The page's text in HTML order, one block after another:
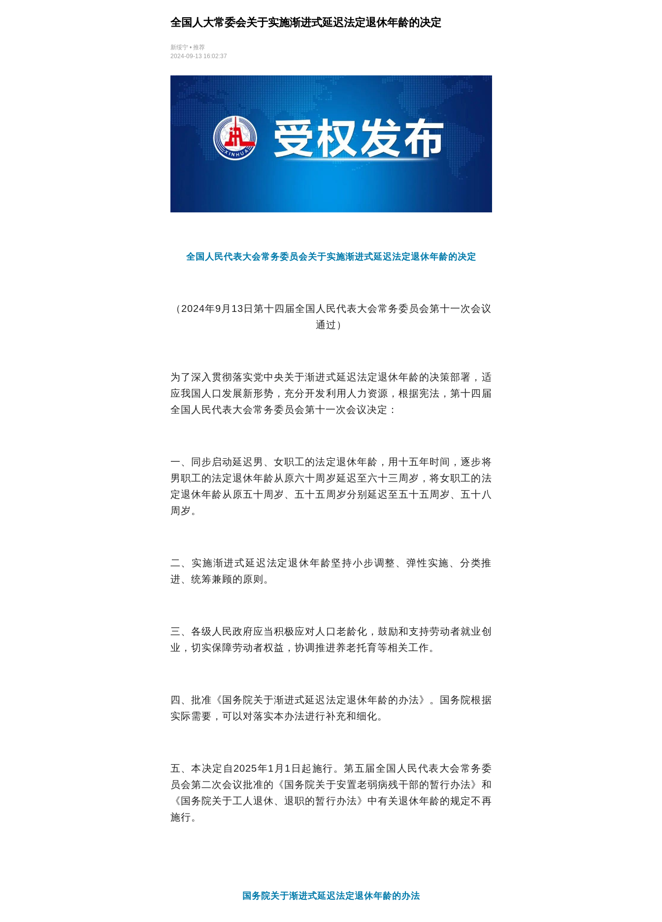
全国人大常委会关于实施渐进式延迟法定退休年龄的决定
新绥宁 • 推荐
2024-09-13 16:02:37
全国人民代表大会常务委员会关于实施渐进式延迟法定退休年龄的决定
（2024年9月13日第十四届全国人民代表大会常务委员会第十一次会议
通过）
为了深入贯彻落实党中央关于渐进式延迟法定退休年龄的决策部署，适
应我国人口发展新形势，充分开发利用人力资源，根据宪法，第十四届
全国人民代表大会常务委员会第十一次会议决定：
一、同步启动延迟男、女职工的法定退休年龄，用十五年时间，逐步将
男职工的法定退休年龄从原六十周岁延迟至六十三周岁，将女职工的法
定退休年龄从原五十周岁、五十五周岁分别延迟至五十五周岁、五十八
周岁。
二、实施渐进式延迟法定退休年龄坚持小步调整、弹性实施、分类推
进、统筹兼顾的原则。
三、各级人民政府应当积极应对人口老龄化，鼓励和支持劳动者就业创
业，切实保障劳动者权益，协调推进养老托育等相关工作。
四、批准《国务院关于渐进式延迟法定退休年龄的办法》。国务院根据
实际需要，可以对落实本办法进行补充和细化。
五、本决定自2025年1月1日起施行。第五届全国人民代表大会常务委
员会第二次会议批准的《国务院关于安置老弱病残干部的暂行办法》和
《国务院关于工人退休、退职的暂行办法》中有关退休年龄的规定不再
施行。
国务院关于渐进式延迟法定退休年龄的办法